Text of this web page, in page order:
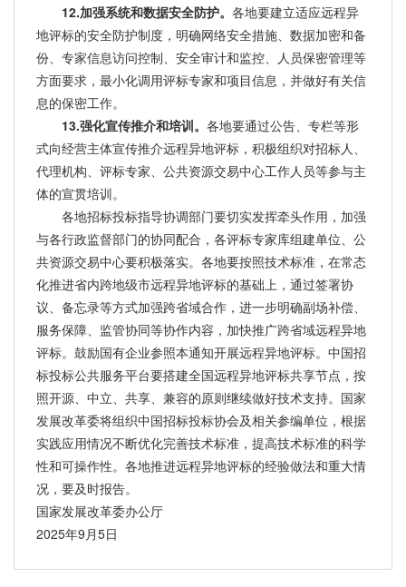
12.加强系统和数据安全防护。 各地要建立适应远程异
地评标的安全防护制度，明确网络安全措施、数据加密和备
份、专家信息访问控制、安全审计和监控、人员保密管理等
方面要求，最小化调用评标专家和项目信息，并做好有关信
息的保密工作。
13.强化宣传推介和培训。 各地要通过公告、专栏等形
式向经营主体宣传推介远程异地评标，积极组织对招标人、
代理机构、评标专家、公共资源交易中心工作人员等参与主
体的宣贯培训。
各地招标投标指导协调部门要切实发挥牵头作用，加强
与各行政监督部门的协同配合，各评标专家库组建单位、公
共资源交易中心要积极落实。各地要按照技术标准，在常态
化推进省内跨地级市远程异地评标的基础上，通过签署协
议、备忘录等方式加强跨省域合作，进一步明确副场补偿、
服务保障、监管协同等协作内容，加快推广跨省域远程异地
评标。鼓励国有企业参照本通知开展远程异地评标。中国招
标投标公共服务平台要搭建全国远程异地评标共享节点，按
照开源、中立、共享、兼容的原则继续做好技术支持。国家
发展改革委将组织中国招标投标协会及相关参编单位，根据
实践应用情况不断优化完善技术标准，提高技术标准的科学
性和可操作性。各地推进远程异地评标的经验做法和重大情
况，要及时报告。
国家发展改革委办公厅
2025年9月5日